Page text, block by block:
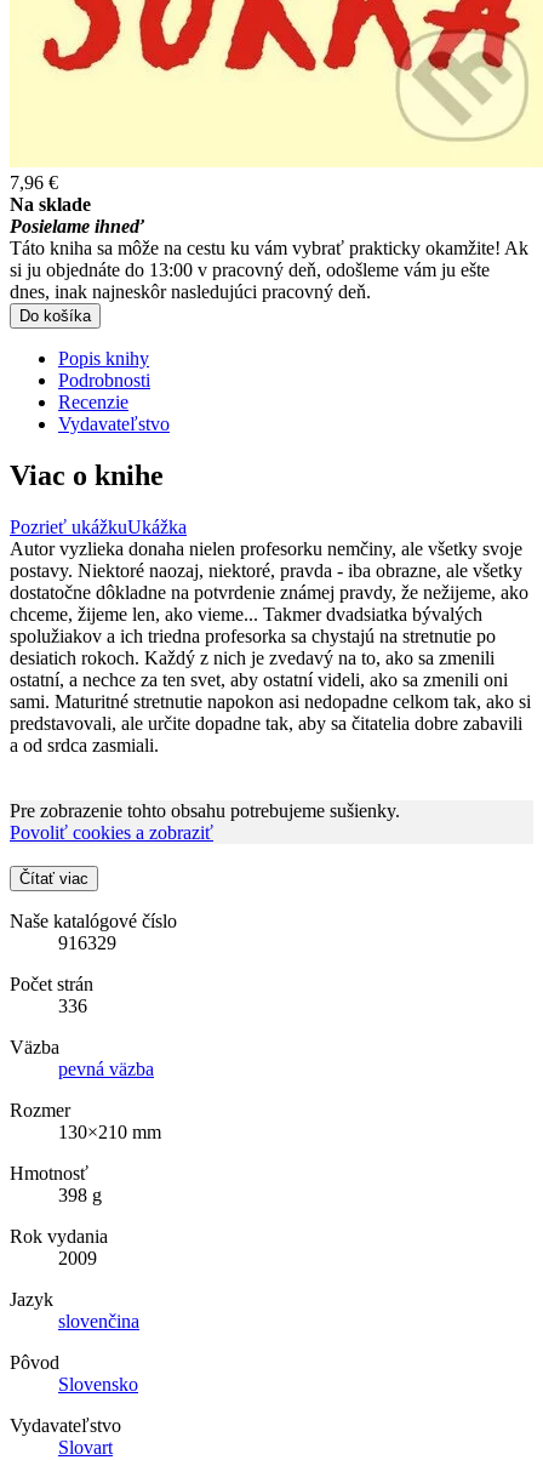
7,96 €
Na sklade
Posielame ihneď
Táto kniha sa môže na cestu ku vám vybrať prakticky okamžite! Ak
si ju objednáte do 13:00 v pracovný deň, odošleme vám ju ešte
dnes, inak najneskôr nasledujúci pracovný deň.
Do košíka
Popis knihy
Podrobnosti
Recenzie
Vydavateľstvo
Viac o knihe
Pozrieť ukážkuUkážka
Autor vyzlieka donaha nielen profesorku nemčiny, ale všetky svoje
postavy. Niektoré naozaj, niektoré, pravda - iba obrazne, ale všetky
dostatočne dôkladne na potvrdenie známej pravdy, že nežijeme, ako
chceme, žijeme len, ako vieme... Takmer dvadsiatka bývalých
spolužiakov a ich triedna profesorka sa chystajú na stretnutie po
desiatich rokoch. Každý z nich je zvedavý na to, ako sa zmenili
ostatní, a nechce za ten svet, aby ostatní videli, ako sa zmenili oni
sami. Maturitné stretnutie napokon asi nedopadne celkom tak, ako si
predstavovali, ale určite dopadne tak, aby sa čitatelia dobre zabavili
a od srdca zasmiali.
Pre zobrazenie tohto obsahu potrebujeme sušienky.
Povoliť cookies a zobraziť
Čítať viac
Naše katalógové číslo
916329
Počet strán
336
Väzba
pevná väzba
Rozmer
130×210 mm
Hmotnosť
398 g
Rok vydania
2009
Jazyk
slovenčina
Pôvod
Slovensko
Vydavateľstvo
Slovart